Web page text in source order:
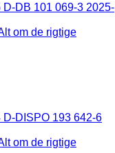
DB 101 069-3 2025-
om de rigtige
DISPO 193 642-6
om de rigtige